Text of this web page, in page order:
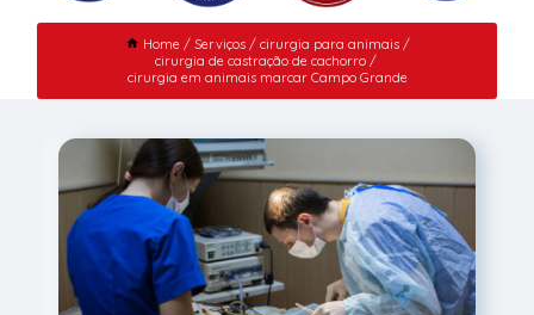
Home Serviços
cirurgia para animais
cirurgia de castração de cachorro
cirurgia em animais marcar Campo Grande